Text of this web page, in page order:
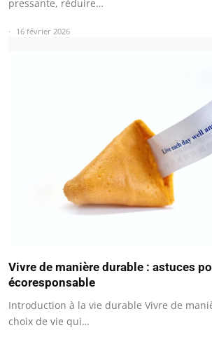
pressante, réduire…
16 février 2026
Vivre de manière durable : astuces
écoresponsable
Introduction à la vie durable Vivre de
choix de vie qui…